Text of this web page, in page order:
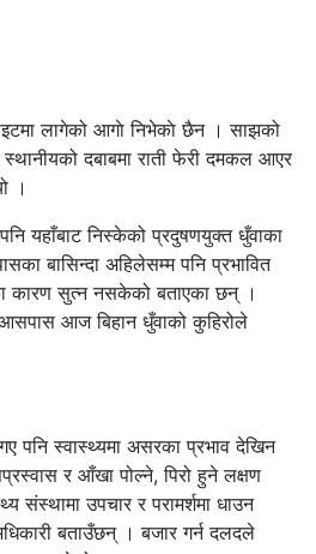
लागेको आगाे निभेकाे छैन । साझको
स्थानीयको दबाबमा राती फेरी दमकल आएर
।
यहाँबाट निस्केको प्रदुषणयुक्त धुँवाका
बासिन्दा अहिलेसम्म पनि प्रभावित
कारण सुत्न नसकेको बताएका छन् ।
आज बिहान धुँवाको कुहिरोले
पनि स्वास्थ्यमा असरका प्रभाव देखिन
र आँखा पोल्ने, पिरो हुने लक्षण
संस्थामा उपचार र परामर्शमा धाउन
बताउँछन् । बजार गर्न दलदले